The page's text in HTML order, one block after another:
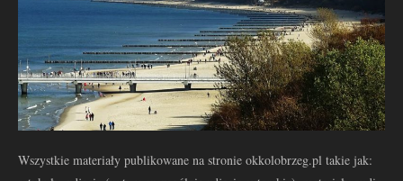
Wszystkie materiały publikowane na stronie okkolobrzeg.pl takie jak: